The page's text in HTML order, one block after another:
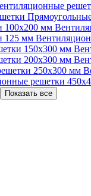
100х200 мм
125 мм
150х300 мм
200х300 мм
250х300 мм
решетки
Показать все